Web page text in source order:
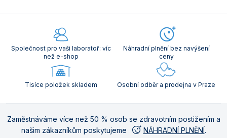
Společnost pro vaši laboratoř: víc
než e-shop
Náhradní plnění bez navýšení
ceny
Tisíce položek skladem Osobní odběr a prodejna v Praze
Zaměstnáváme více než 50 % osob se zdravotním postižením a
našim zákazníkům poskytujeme
NÁHRADNÍ PLNĚNÍ.